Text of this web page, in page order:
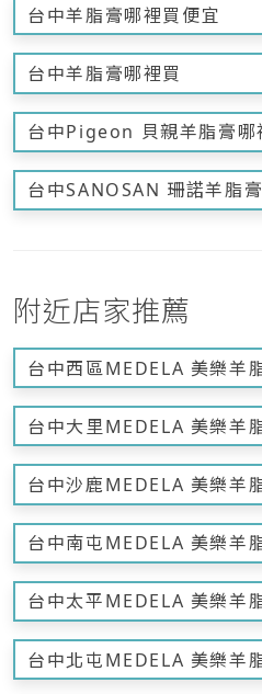
台中羊脂膏哪裡買便宜
台中羊脂膏哪裡買
台中Pigeon 貝親羊脂膏哪
台中SANOSAN 珊諾羊脂
附近店家推薦
台中西區MEDELA 美樂羊
台中大里MEDELA 美樂羊
台中沙鹿MEDELA 美樂羊
台中南屯MEDELA 美樂羊
台中太平MEDELA 美樂羊
台中北屯MEDELA 美樂羊